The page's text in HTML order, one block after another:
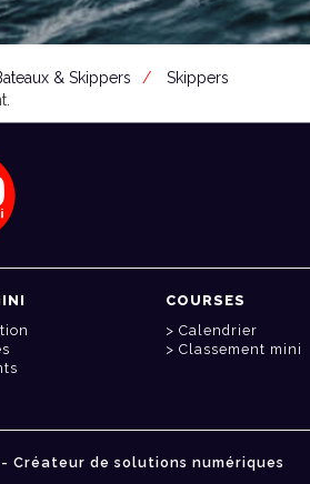
& Skippers
Skippers
COURSES
Calendrier
Classement mini
Créateur de solutions numériques